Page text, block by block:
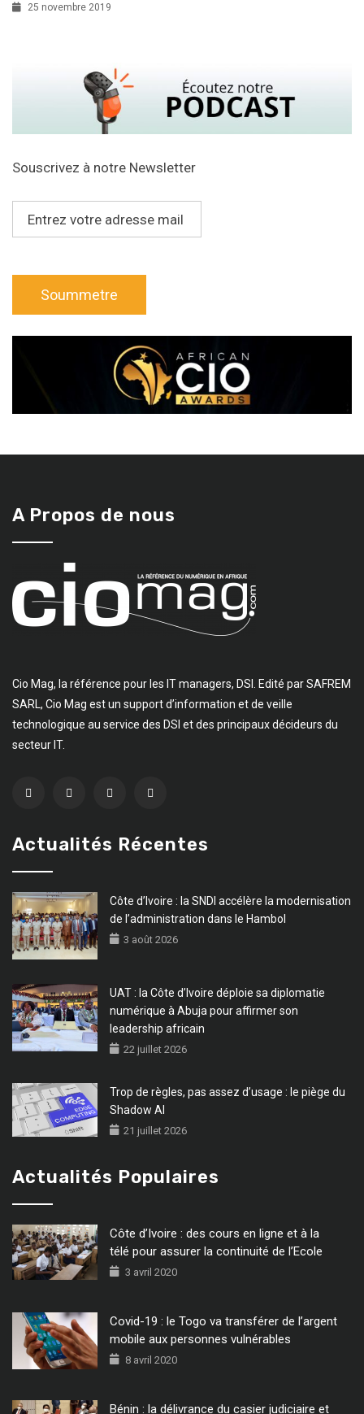
25 novembre 2019
Souscrivez à notre Newsletter
A Propos de nous
Cio Mag, la référence pour les IT managers, DSI. Edité par SAFREM
SARL, Cio Mag est un support d’information et de veille
technologique au service des DSI et des principaux décideurs du
secteur IT.
Actualités Récentes
Côte d’Ivoire : la SNDI accélère la modernisation
de l’administration dans le Hambol
3 août 2026
UAT : la Côte d’Ivoire déploie sa diplomatie
numérique à Abuja pour affirmer son
leadership africain
22 juillet 2026
Trop de règles, pas assez d’usage : le piège du
Shadow AI
21 juillet 2026
Actualités Populaires
Côte d’Ivoire : des cours en ligne et à la
télé pour assurer la continuité de l’Ecole
3 avril 2020
Covid-19 : le Togo va transférer de l’argent
mobile aux personnes vulnérables
8 avril 2020
Bénin : la délivrance du casier judiciaire et